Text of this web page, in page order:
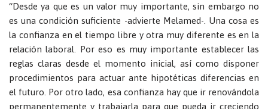
“Desde ya que es un valor muy importante, sin embargo no
es una condición suficiente -advierte Melamed-. Una cosa es
la confianza en el tiempo libre y otra muy diferente es en la
relación laboral. Por eso es muy importante establecer las
reglas claras desde el momento inicial, así como disponer
procedimientos para actuar ante hipotéticas diferencias en
el futuro. Por otro lado, esa confianza hay que ir renovándola
permanentemente y trabajarla para que pueda ir creciendo